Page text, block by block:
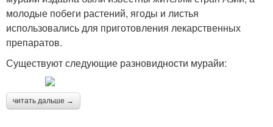
молодые побеги растений, ягоды и листья
использовались для приготовления лекарственных
препаратов.
Существуют следующие разновидности мурайи:
читать дальше →